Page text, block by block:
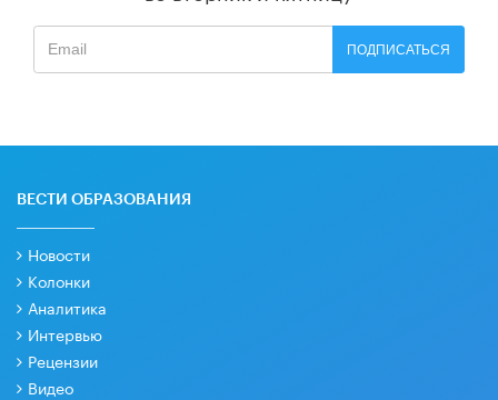
ПОДПИСАТЬСЯ
ВЕСТИ ОБРАЗОВАНИЯ
Новости
Колонки
Аналитика
Интервью
Рецензии
Видео